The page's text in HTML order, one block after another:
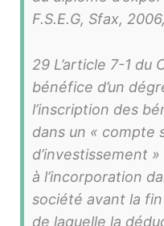
F.S.E.G, Sfax,
29 L’article 7-1 du
bénéfice d’un
l’inscription des
dans un « compte
d’investissement
à l’incorporation
société avant la fin
de laquelle la